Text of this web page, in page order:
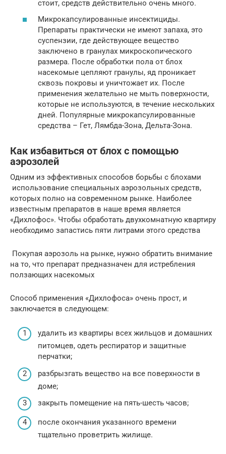
стоит, средств действительно очень много.
Микрокапсулированные инсектициды.
Препараты практически не имеют запаха, это
суспензии, где действующее вещество
заключено в гранулах микроскопического
размера. После обработки пола от блох
насекомые цепляют гранулы, яд проникает
сквозь покровы и уничтожает их. После
применения желательно не мыть поверхности,
которые не используются, в течение нескольких
дней. Популярные микрокапсулированные
средства – Гет, Лямбда-Зона, Дельта-Зона.
Как избавиться от блох с помощью
аэрозолей
Одним из эффективных способов борьбы с блохами
использование специальных аэрозольных средств,
которых полно на современном рынке. Наиболее
известным препаратов в наше время является
«Дихлофос». Чтобы обработать двухкомнатную квартиру
необходимо запастись пяти литрами этого средства
Покупая аэрозоль на рынке, нужно обратить внимание
на то, что препарат предназначен для истребления
ползающих насекомых
Способ применения «Дихлофоса» очень прост, и
заключается в следующем:
удалить из квартиры всех жильцов и домашних
питомцев, одеть респиратор и защитные
перчатки;
разбрызгать вещество на все поверхности в
доме;
закрыть помещение на пять-шесть часов;
после окончания указанного времени
тщательно проветрить жилище.